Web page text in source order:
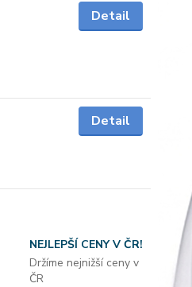
Detail
Detail
NEJLEPŠÍ CENY V ČR!
Držíme nejnižší ceny v
ČR